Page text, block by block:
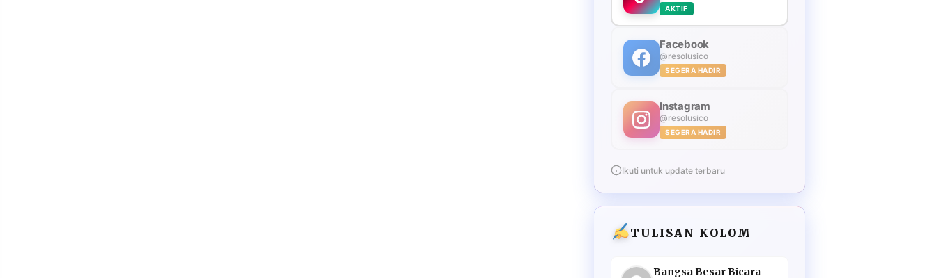
AKTIF
Facebook
@resolusico
SEGERA HADIR
Instagram
@resolusico
SEGERA HADIR
Ikuti untuk update terbaru
TULISAN KOLOM
Bangsa Besar Bicara